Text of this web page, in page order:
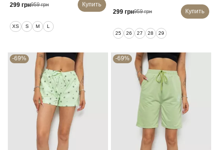
299 грн959 грн Купить
XS S M L
299 грн959 грн Купить
25 26 27 28 29
-69% -69%